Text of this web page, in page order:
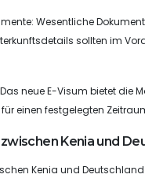
Wesentliche
sollten im
neue E-Visum bietet die
für einen festgelegten
Kenia und
Kenia und